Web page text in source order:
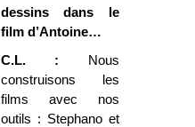
dessins dans le
film d’Antoine…
C.L. : Nous
construisons les
films avec nos
outils : Stephano et